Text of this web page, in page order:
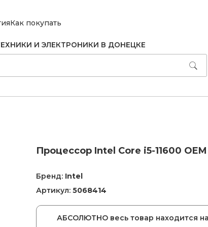
Как покупать
И ЭЛЕКТРОНИКИ В ДОНЕЦКЕ
Процессор Intel Core i5-11600 OEM
Бренд: Intel
Артикул: 5068414
АБСОЛЮТНО весь товар находится